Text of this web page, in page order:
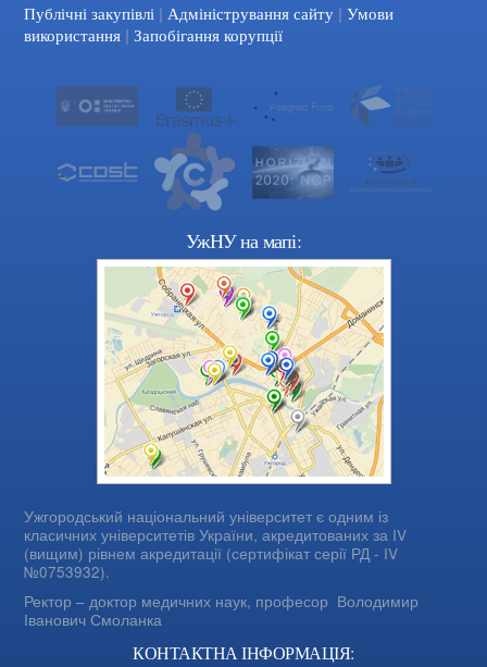
Facebook
Публічні закупівлі | Адміністрування сайту | Умови
використання | Запобігання корупції
УжНУ на мапі:
Ужгородський національний університет є одним із
класичних університетів України, акредитованих за IV
(вищим) рівнем акредитації (сертифікат серії РД - IV
№0753932).
Ректор – доктор медичних наук, професор Володимир
Іванович Смоланка
КОНТАКТНА ІНФОРМАЦІЯ: